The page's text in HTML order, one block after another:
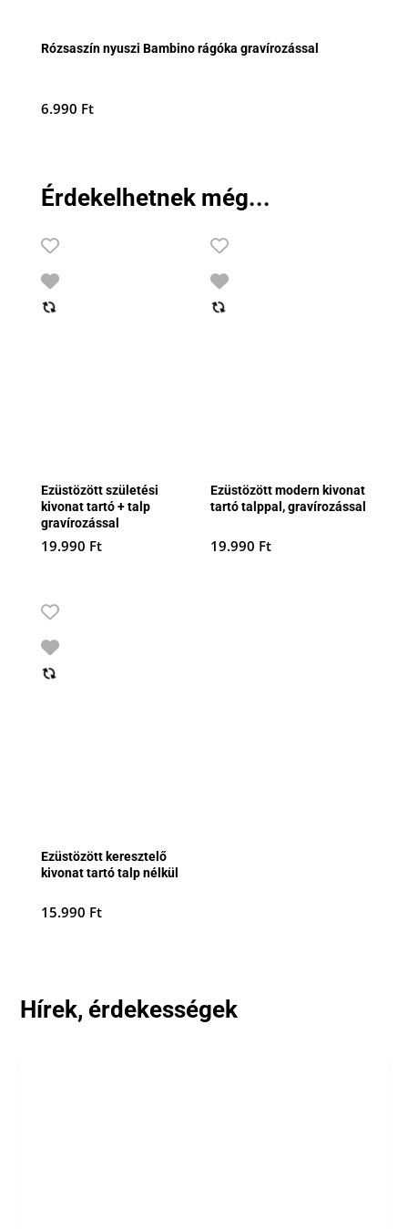
Rózsaszín nyuszi Bambino rágóka gravírozással
6.990 Ft
Érdekelhetnek még...
Ezüstözött születési
kivonat tartó + talp
gravírozással
19.990 Ft
Ezüstözött modern kivonat
tartó talppal, gravírozással
19.990 Ft
Ezüstözött keresztelő
kivonat tartó talp nélkül
15.990 Ft
Hírek, érdekességek